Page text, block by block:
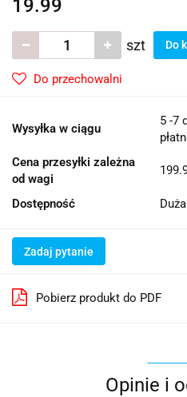
19.99
szt Do
Do przechowalni
Wysyłka w ciągu
5 -7
Cena przesyłki zależna
od wagi
Dostępność
Zadaj pytanie
Pobierz produkt do PDF
Opinie i